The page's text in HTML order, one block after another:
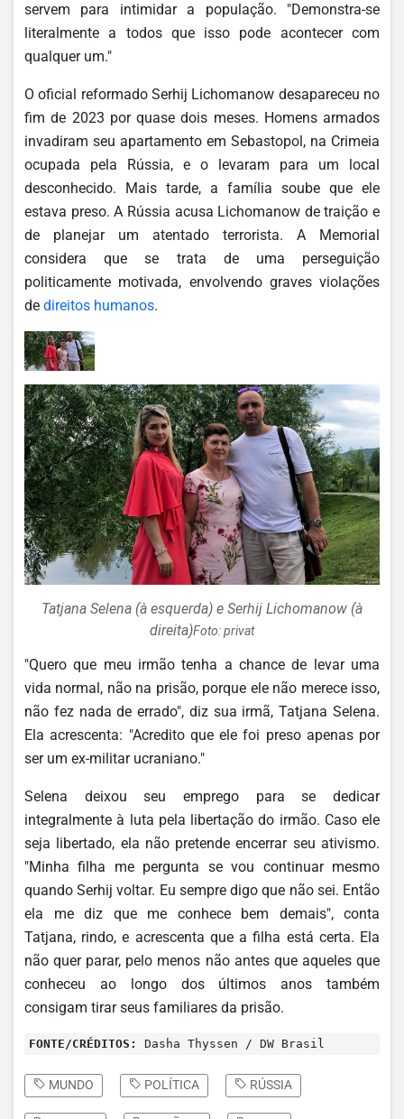
servem para intimidar a população. "Demonstra-se
literalmente a todos que isso pode acontecer com
qualquer um."
O oficial reformado Serhij Lichomanow desapareceu no
fim de 2023 por quase dois meses. Homens armados
invadiram seu apartamento em Sebastopol, na Crimeia
ocupada pela Rússia, e o levaram para um local
desconhecido. Mais tarde, a família soube que ele
estava preso. A Rússia acusa Lichomanow de traição e
de planejar um atentado terrorista. A Memorial
considera que se trata de uma perseguição
politicamente motivada, envolvendo graves violações
de direitos humanos.
Tatjana Selena (à esquerda) e Serhij Lichomanow (à
direita)Foto: privat
"Quero que meu irmão tenha a chance de levar uma
vida normal, não na prisão, porque ele não merece isso,
não fez nada de errado", diz sua irmã, Tatjana Selena.
Ela acrescenta: "Acredito que ele foi preso apenas por
ser um ex-militar ucraniano."
Selena deixou seu emprego para se dedicar
integralmente à luta pela libertação do irmão. Caso ele
seja libertado, ela não pretende encerrar seu ativismo.
"Minha filha me pergunta se vou continuar mesmo
quando Serhij voltar. Eu sempre digo que não sei. Então
ela me diz que me conhece bem demais", conta
Tatjana, rindo, e acrescenta que a filha está certa. Ela
não quer parar, pelo menos não antes que aqueles que
conheceu ao longo dos últimos anos também
consigam tirar seus familiares da prisão.
FONTE/CRÉDITOS: Dasha Thyssen / DW Brasil
MUNDO POLÍTICA RÚSSIA